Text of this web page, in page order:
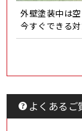
外壁塗装中は
今すぐできる
よくあるご